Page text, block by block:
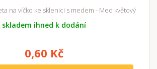
na víčko ke sklenici s medem - Med květový
skladem ihned k dodání
0,60 Kč